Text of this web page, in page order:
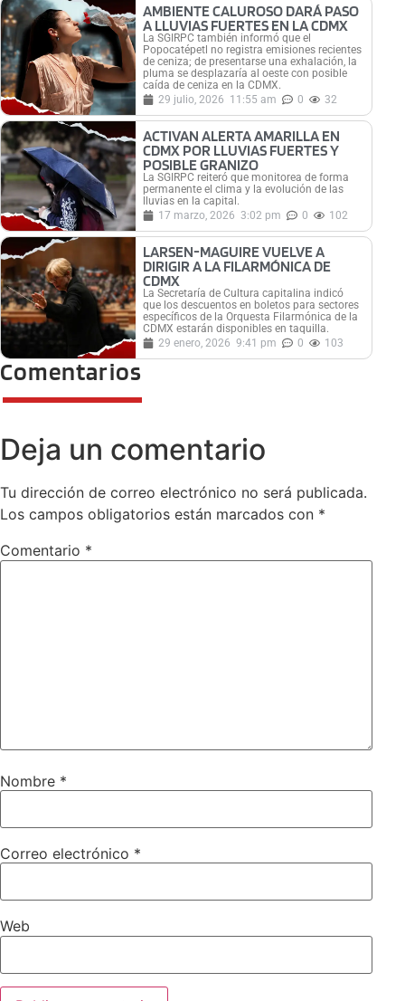
AMBIENTE CALUROSO DARÁ PASO
A LLUVIAS FUERTES EN LA CDMX
La SGIRPC también informó que el
Popocatépetl no registra emisiones recientes
de ceniza; de presentarse una exhalación, la
pluma se desplazaría al oeste con posible
caída de ceniza en la CDMX.
29 julio, 2026 11:55 am 0 32
ACTIVAN ALERTA AMARILLA EN
CDMX POR LLUVIAS FUERTES Y
POSIBLE GRANIZO
La SGIRPC reiteró que monitorea de forma
permanente el clima y la evolución de las
lluvias en la capital.
17 marzo, 2026 3:02 pm 0 102
LARSEN-MAGUIRE VUELVE A
DIRIGIR A LA FILARMÓNICA DE
CDMX
La Secretaría de Cultura capitalina indicó
que los descuentos en boletos para sectores
específicos de la Orquesta Filarmónica de la
CDMX estarán disponibles en taquilla.
29 enero, 2026 9:41 pm 0 103
Comentarios
Deja un comentario
Tu dirección de correo electrónico no será publicada.
Los campos obligatorios están marcados con *
Comentario *
Nombre *
Correo electrónico *
Web